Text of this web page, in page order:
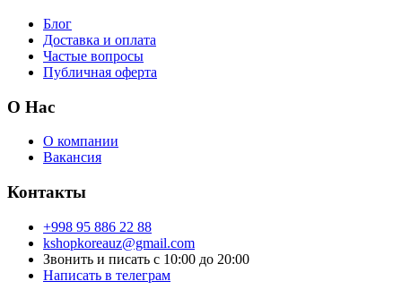
Блог
Доставка и оплата
Частые вопросы
Публичная оферта
О Нас
О компании
Вакансия
Контакты
+998 95 886 22 88
kshopkoreauz@gmail.com
Звонить и писать с 10:00 до 20:00
Написать в телеграм